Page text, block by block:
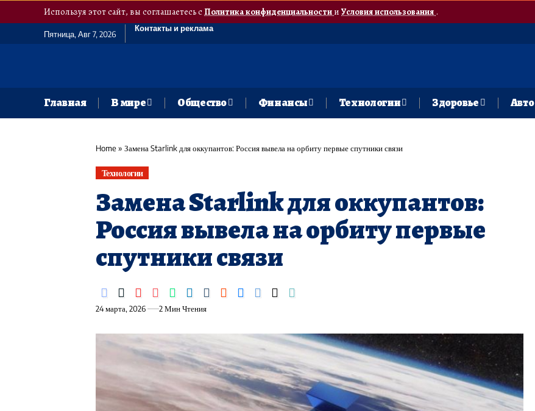
Используя этот сайт, вы соглашаетесь сПолитика конфиденциальностии Условия использования.
Пятница, Авг 7, 2026
Контакты и реклама
Главная В мире Общество Финансы Технологии Здоровье Авто
Home» Замена Starlink для оккупантов: Россия вывела на орбиту первые спутники связи
Технологии
Замена Starlink для оккупантов:
Россия вывела на орбиту первые
спутники связи
24 марта, 2026 2 Мин Чтения